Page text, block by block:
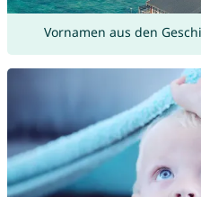
Vornamen aus den